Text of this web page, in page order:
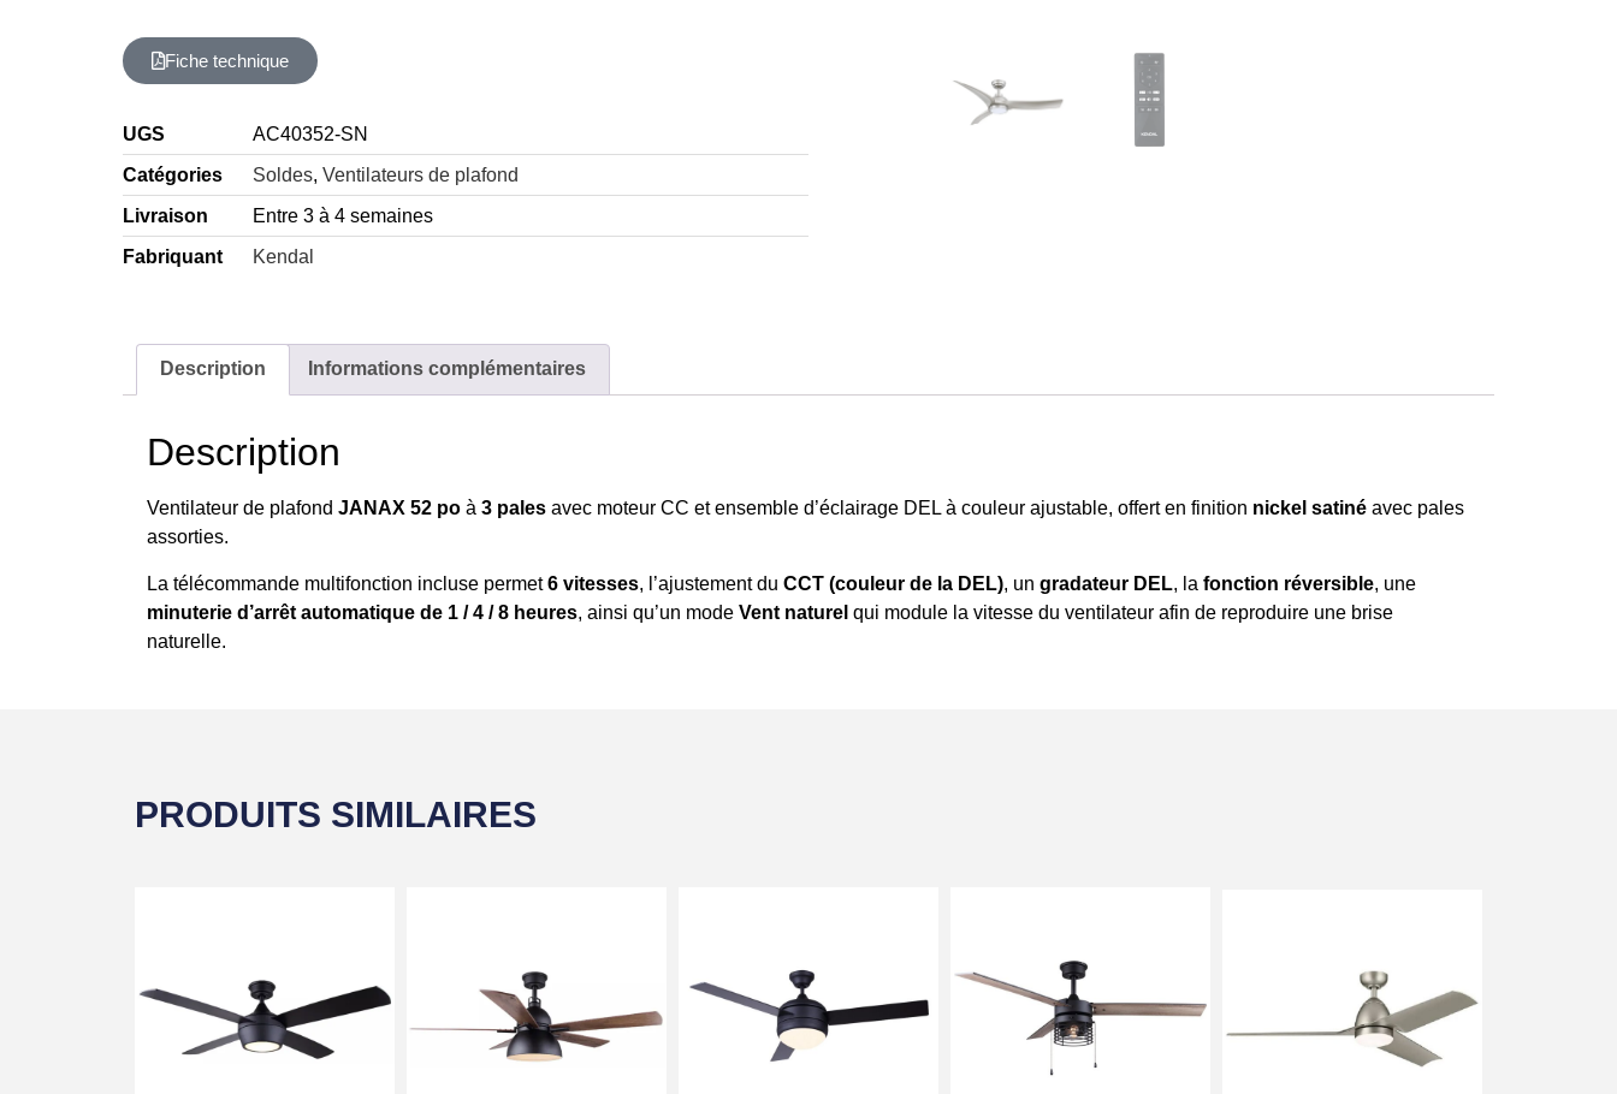
Fiche technique
UGS
AC40352-SN
Catégories
Soldes, Ventilateurs de plafond
Livraison
Entre 3 à 4 semaines
Fabriquant
Kendal
Description Informations complémentaires
Description
Ventilateur de plafond JANAX 52 po à 3 pales avec moteur CC et ensemble d’éclairage DEL à couleur ajustable, offert en finition nickel satiné avec pales
assorties.
La télécommande multifonction incluse permet6 vitesses, l’ajustement du CCT (couleur de la DEL), un gradateur DEL, la fonction réversible, une
minuterie d’arrêt automatique de 1 / 4 / 8 heures, ainsi qu’un mode Vent naturel qui module la vitesse du ventilateur afin de reproduire une brise
naturelle.
PRODUITS SIMILAIRES